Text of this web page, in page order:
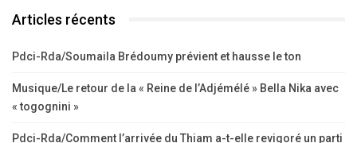
Articles récents
Pdci-Rda/Soumaila Brédoumy prévient et hausse le ton
Musique/Le retour de la « Reine de l’Adjémélé » Bella Nika avec
« togognini »
Pdci-Rda/Comment l’arrivée du Thiam a-t-elle revigoré un parti